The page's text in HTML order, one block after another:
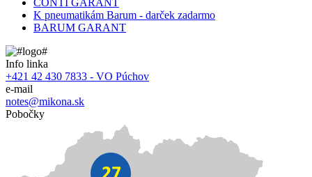
CONTI GARANT
K pneumatikám Barum - darček zadarmo
BARUM GARANT
Info linka
+421 42 430 7833 - VO Púchov
e-mail
notes@mikona.sk
Pobočky